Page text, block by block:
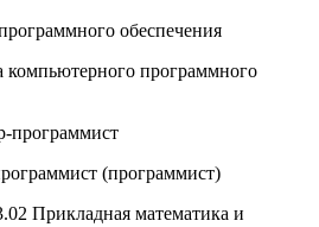
обеспечения
программного
(программист)
Прикладная математика и